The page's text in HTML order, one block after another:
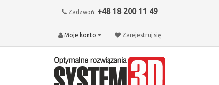
Zadzwoń: +48 18 200 11 49
Zarejestruj się
Moje konto